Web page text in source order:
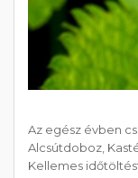
Az egész évben
Alcsútdoboz,
Kellemes